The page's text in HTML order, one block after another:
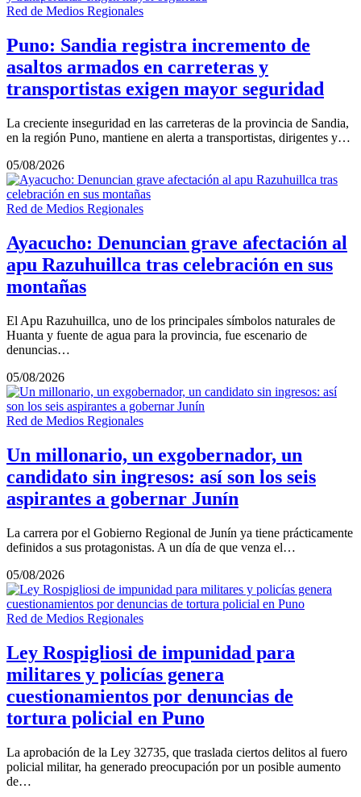
Red de Medios Regionales
Puno: Sandia registra incremento de
asaltos armados en carreteras y
transportistas exigen mayor seguridad
La creciente inseguridad en las carreteras de la provincia de Sandia,
en la región Puno, mantiene en alerta a transportistas, dirigentes y…
05/08/2026
Red de Medios Regionales
Ayacucho: Denuncian grave afectación al
apu Razuhuillca tras celebración en sus
montañas
El Apu Razuhuillca, uno de los principales símbolos naturales de
Huanta y fuente de agua para la provincia, fue escenario de
denuncias…
05/08/2026
Red de Medios Regionales
Un millonario, un exgobernador, un
candidato sin ingresos: así son los seis
aspirantes a gobernar Junín
La carrera por el Gobierno Regional de Junín ya tiene prácticamente
definidos a sus protagonistas. A un día de que venza el…
05/08/2026
Red de Medios Regionales
Ley Rospigliosi de impunidad para
militares y policías genera
cuestionamientos por denuncias de
tortura policial en Puno
La aprobación de la Ley 32735, que traslada ciertos delitos al fuero
policial militar, ha generado preocupación por un posible aumento
de…